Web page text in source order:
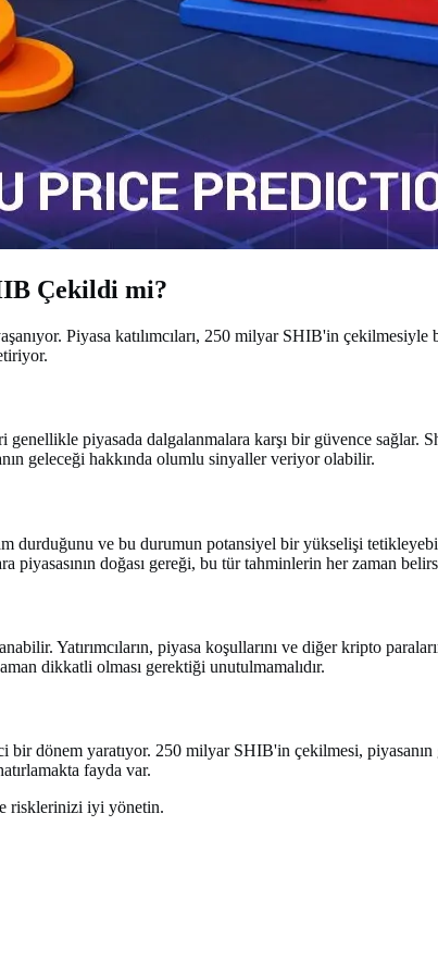
Çekildi mi?
Piyasa katılımcıları, 250 milyar SHIB'in
genellikle piyasada dalgalanmalara karşı bir güvence
geleceği hakkında olumlu sinyaller veriyor olabilir.
durduğunu ve bu durumun potansiyel bir yükselişi
piyasasının doğası gereği, bu tür tahminlerin her zaman
Yatırımcıların, piyasa koşullarını ve diğer kripto
dikkatli olması gerektiği unutulmamalıdır.
bir dönem yaratıyor. 250 milyar SHIB'in çekilmesi,
fayda var.
risklerinizi iyi yönetin.